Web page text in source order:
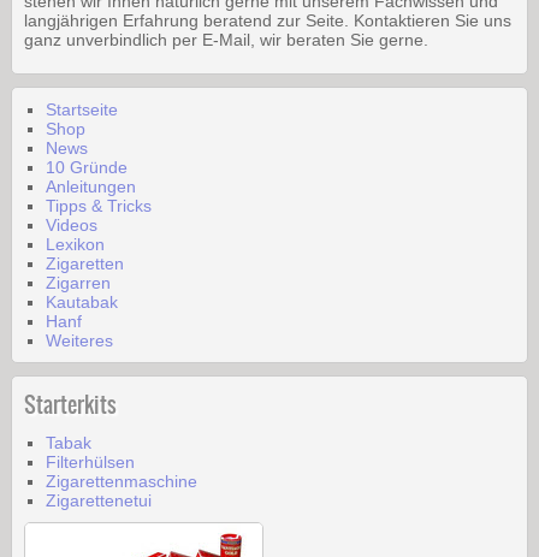
langjährigen Erfahrung beratend zur Seite. Kontaktieren Sie uns
ganz unverbindlich per E-Mail, wir beraten Sie gerne.
Startseite
Shop
News
10 Gründe
Anleitungen
Tipps & Tricks
Videos
Lexikon
Zigaretten
Zigarren
Kautabak
Hanf
Weiteres
Starterkits
Tabak
Filterhülsen
Zigarettenmaschine
Zigarettenetui